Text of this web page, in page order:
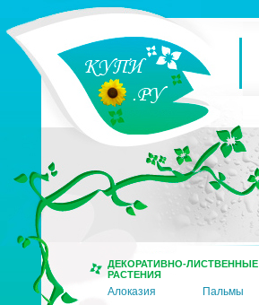
ДЕКОРАТИВНО-ЛИСТВЕННЫЕ
РАСТЕНИЯ
Алоказия
Пальмы